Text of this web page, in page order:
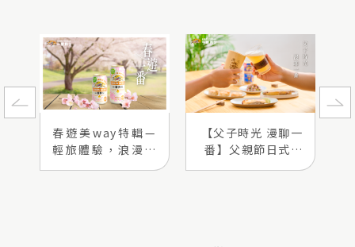
春遊美way特輯—
輕旅體驗，浪漫一
【父子時光 漫聊一
番】父親節日式下